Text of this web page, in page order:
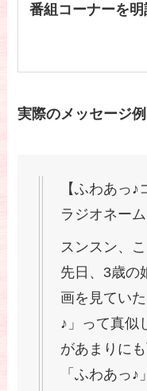
番組コーナーを明
実際のメッセージ例
【ふわあっ♪
ラジオネー
スンスン、
先日、3歳の
画を見てい
♪」って真似
があまりに
「ふわあっ